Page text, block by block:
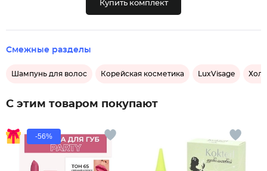
Купить комплект
Смежные разделы
Шампунь для волос Корейская косметика LuxVisage
С этим товаром покупают
-56%